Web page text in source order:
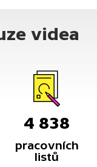
KSČ
ostatních
videa
4 838
pracovních
listů